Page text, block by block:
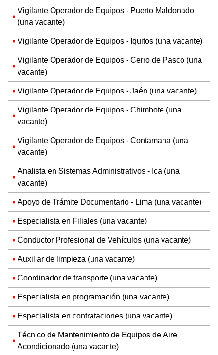
Vigilante Operador de Equipos - Puerto Maldonado
(una vacante)
Vigilante Operador de Equipos - Iquitos (una vacante)
Vigilante Operador de Equipos - Cerro de Pasco (una
vacante)
Vigilante Operador de Equipos - Jaén (una vacante)
Vigilante Operador de Equipos - Chimbote (una
vacante)
Vigilante Operador de Equipos - Contamana (una
vacante)
Analista en Sistemas Administrativos - Ica (una
vacante)
Apoyo de Trámite Documentario - Lima (una vacante)
Especialista en Filiales (una vacante)
Conductor Profesional de Vehículos (una vacante)
Auxiliar de limpieza (una vacante)
Coordinador de transporte (una vacante)
Especialista en programación (una vacante)
Especialista en contrataciones (una vacante)
Técnico de Mantenimiento de Equipos de Aire
Acondicionado (una vacante)